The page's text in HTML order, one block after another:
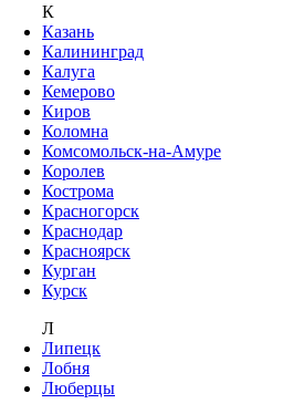
К
Казань
Калининград
Калуга
Кемерово
Киров
Коломна
Комсомольск-на-Амуре
Королев
Кострома
Красногорск
Краснодар
Красноярск
Курган
Курск
Л
Липецк
Лобня
Люберцы